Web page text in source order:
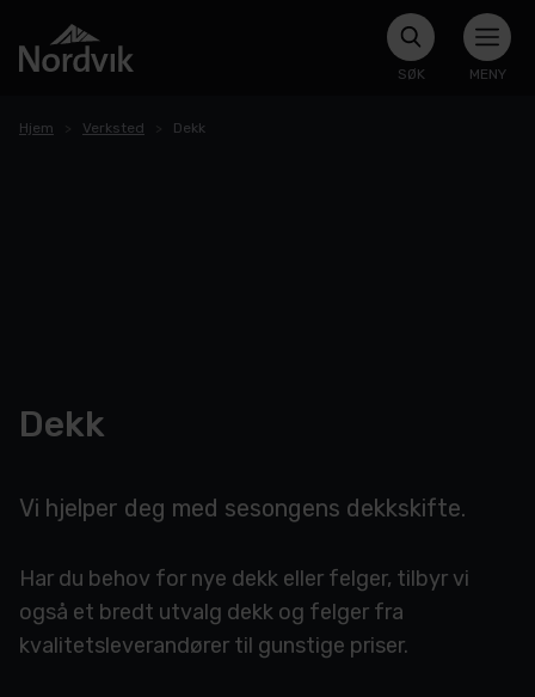
SØK MENY
Hjem Verksted Dekk
Dekk
Vi hjelper deg med sesongens dekkskifte.
Har du behov for nye dekk eller felger, tilbyr vi
også et bredt utvalg dekk og felger fra
kvalitetsleverandører til gunstige priser.